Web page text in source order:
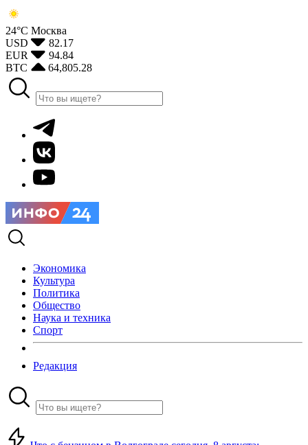
24°С Москва
USD
82.17
EUR
94.84
BTC
64,805.28
Экономика
Культура
Политика
Общество
Наука и техника
Спорт
Редакция